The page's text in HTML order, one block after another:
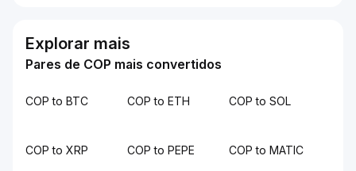
Explorar mais
Pares de COP mais convertidos
COP to BTC COP to ETH COP to SOL
COP to XRP COP to PEPE COP to MATIC